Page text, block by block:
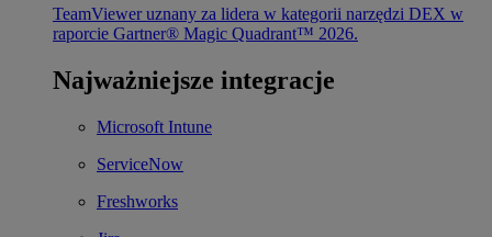
TeamViewer uznany za lidera w kategorii narzędzi DEX w
raporcie Gartner® Magic Quadrant™ 2026.
Najważniejsze integracje
Microsoft Intune
ServiceNow
Freshworks